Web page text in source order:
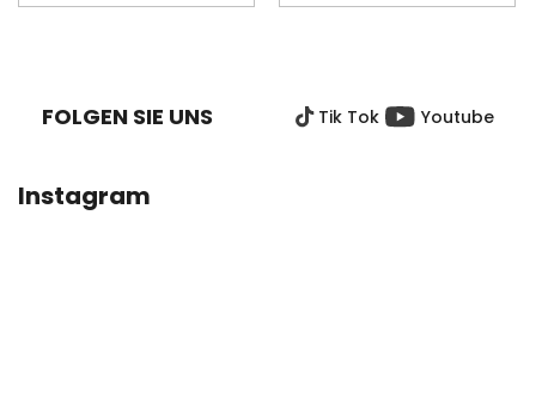
FOLGEN SIE UNS Tik Tok Youtube
Instagram